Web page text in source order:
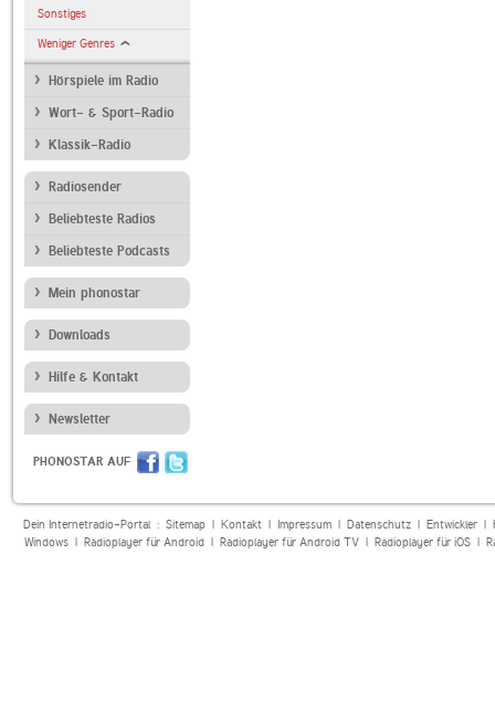
Sonstiges
Weniger Genres
Hörspiele im Radio
Wort- & Sport-Radio
Klassik-Radio
Radiosender
Beliebteste Radios
Beliebteste Podcasts
Mein phonostar
Downloads
Hilfe & Kontakt
Newsletter
PHONOSTAR AUF
Dein Internetradio-Portal : Sitemap| Kontakt| Impressum| Datenschutz| Entwickler|
Windows| Radioplayer für Android| Radioplayer für Android TV| Radioplayer für iOS|